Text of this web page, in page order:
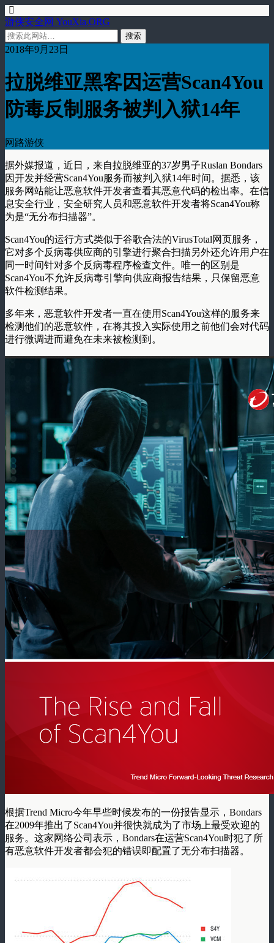
游侠安全网 YouXia.ORG
2018年9月23日
拉脱维亚黑客因运营Scan4You
防毒反制服务被判入狱14年
网路游侠
据外媒报道，近日，来自拉脱维亚的37岁男子Ruslan Bondars
因开发并经营Scan4You服务而被判入狱14年时间。据悉，该
服务网站能让恶意软件开发者查看其恶意代码的检出率。在信
息安全行业，安全研究人员和恶意软件开发者将Scan4You称
为是“无分布扫描器”。
Scan4You的运行方式类似于谷歌合法的VirusTotal网页服务，
它对多个反病毒供应商的引擎进行聚合扫描另外还允许用户在
同一时间针对多个反病毒程序检查文件。唯一的区别是
Scan4You不允许反病毒引擎向供应商报告结果，只保留恶意
软件检测结果。
多年来，恶意软件开发者一直在使用Scan4You这样的服务来
检测他们的恶意软件，在将其投入实际使用之前他们会对代码
进行微调进而避免在未来被检测到。
根据Trend Micro今年早些时候发布的一份报告显示，Bondars
在2009年推出了Scan4You并很快就成为了市场上最受欢迎的
服务。这家网络公司表示，Bondars在运营Scan4You时犯了所
有恶意软件开发者都会犯的错误即配置了无分布扫描器。